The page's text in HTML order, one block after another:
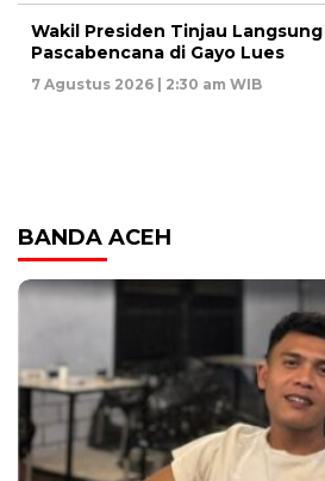
Wakil Presiden Tinjau
Pascabencana di Gayo Lues
7 Agustus 2026 | 2:30 am WIB
BANDA ACEH